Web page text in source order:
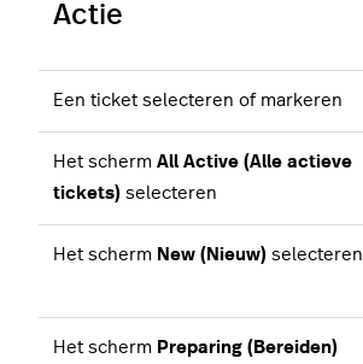
Actie
Een ticket selecteren of markeren
Het scherm All Active (Alle actieve
tickets) selecteren
Het scherm New (Nieuw) selecteren
Het scherm Preparing (Bereiden)